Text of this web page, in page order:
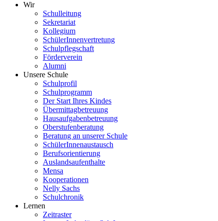
Wir
Schulleitung
Sekretariat
Kollegium
SchülerInnenvertretung
Schulpflegschaft
Förderverein
Alumni
Unsere Schule
Schulprofil
Schulprogramm
Der Start Ihres Kindes
Übermittagbetreuung
Hausaufgabenbetreuung
Oberstufenberatung
Beratung an unserer Schule
SchülerInnenaustausch
Berufsorientierung
Auslandsaufenthalte
Mensa
Kooperationen
Nelly Sachs
Schulchronik
Lernen
Zeitraster